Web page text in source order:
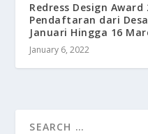
Redress Design
Pendaftaran dari
Januari Hingga 16
January 6, 2022